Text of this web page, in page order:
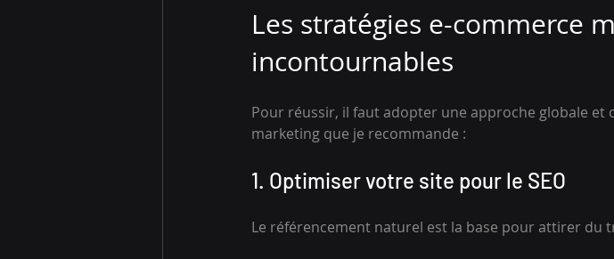
Les stratégies e-commerce
incontournables
Pour réussir, il faut adopter une approche globale et
marketing que je recommande :
1. Optimiser votre site pour le SEO
Le référencement naturel est la base pour attirer du